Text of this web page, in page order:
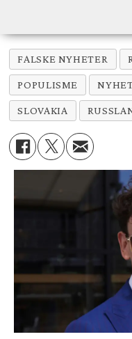
FALSKE NYHETER
POPULISME
SLOVAKIA